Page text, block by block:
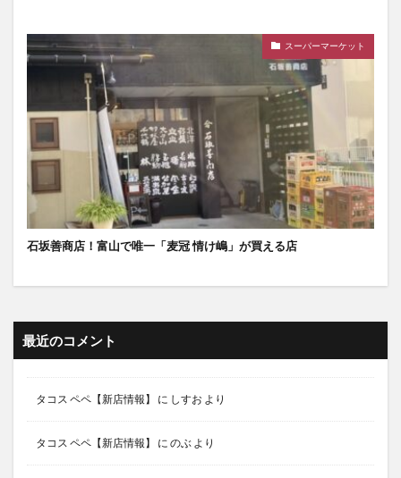
スーパーマーケット
石坂善商店！富山で唯一「麦冠 情け嶋」が買える店
最近のコメント
タコス ペペ【新店情報】 に しすお より
タコス ペペ【新店情報】 に のぶ より